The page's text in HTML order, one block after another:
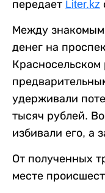
передает Liter.kz
Между
денег на
удерживали
тысяч рублей.
избивали его, а
От полученных
месте